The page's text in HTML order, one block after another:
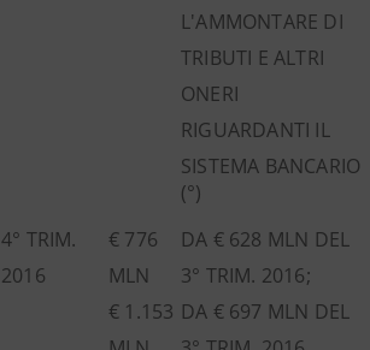
L'AMMONTARE DI
TRIBUTI E ALTRI
ONERI
RIGUARDANTI IL
SISTEMA BANCARIO
(°)
4° TRIM.
2016
€ 776
MLN
€ 1.153
DA € 628 MLN DEL
3° TRIM. 2016;
DA € 697 MLN DEL